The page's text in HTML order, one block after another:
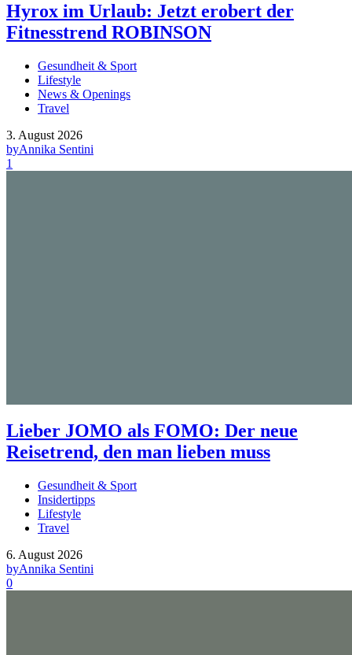
Hyrox im Urlaub: Jetzt erobert der
Fitnesstrend ROBINSON
Gesundheit & Sport
Lifestyle
News & Openings
Travel
3. August 2026
byAnnika Sentini
1
Lieber JOMO als FOMO: Der neue
Reisetrend, den man lieben muss
Gesundheit & Sport
Insidertipps
Lifestyle
Travel
6. August 2026
byAnnika Sentini
0